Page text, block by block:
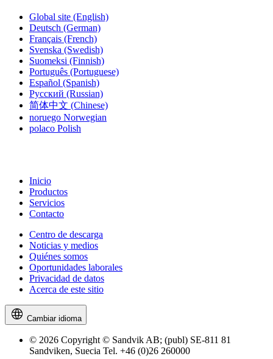
Global site (English)
Deutsch (German)
Français (French)
Svenska (Swedish)
Suomeksi (Finnish)
Português (Portuguese)
Español (Spanish)
Русский (Russian)
简体中文 (Chinese)
noruego Norwegian
polaco Polish
Inicio
Productos
Servicios
Contacto
Centro de descarga
Noticias y medios
Quiénes somos
Oportunidades laborales
Privacidad de datos
Acerca de este sitio
Cambiar idioma
© 2026 Copyright © Sandvik AB; (publ) SE-811 81
Sandviken, Suecia Tel. +46 (0)26 260000